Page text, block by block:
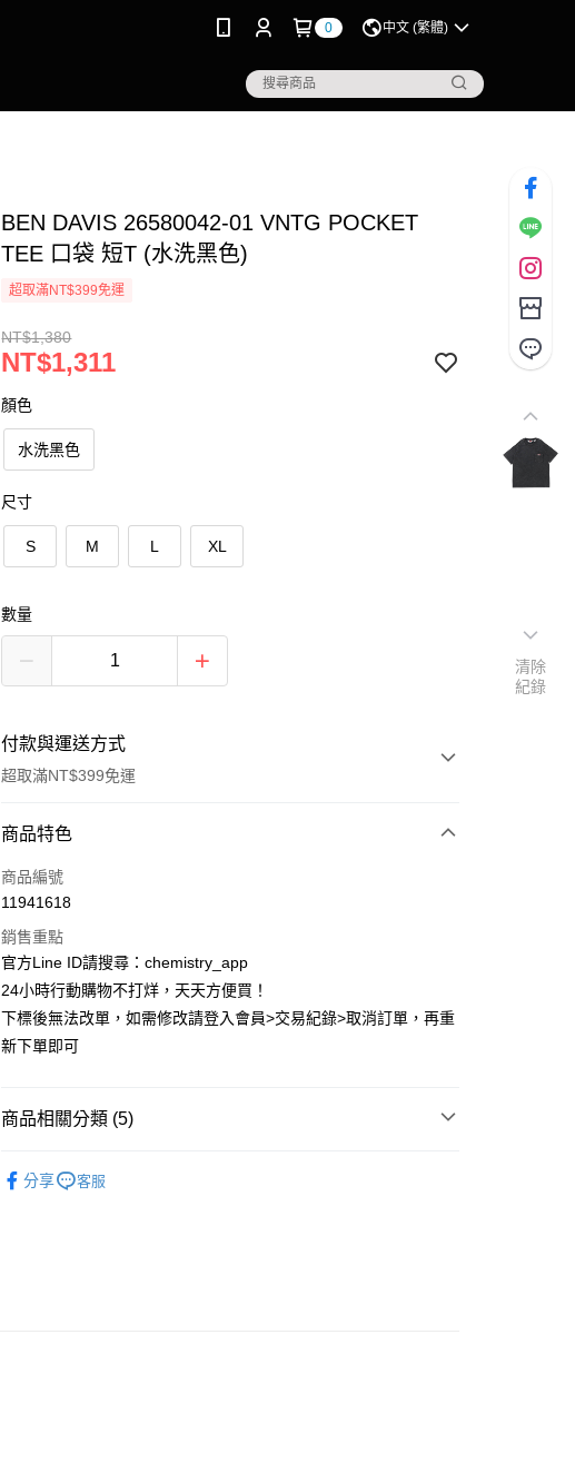
0 中文 (繁體)
BEN DAVIS 26580042-01 VNTG POCKET
TEE 口袋 短T (水洗黑色)
超取滿NT$399免運
NT$1,380
NT$1,311
顏色
水洗黑色
尺寸
S M L XL
數量
付款與運送方式
超取滿NT$399免運
付款方式
信用卡一次付款
LINE Pay
Apple Pay
街口支付
ATM付款
運送方式
商品特色
商品編號
11941618
銷售重點
官方Line ID請搜尋：chemistry_app
24小時行動購物不打烊，天天方便買！
下標後無法改單，如需修改請登入會員>交易紀錄>取消訂單，再重
新下單即可
商品相關分類 (5)
分享 客服
清除
紀錄